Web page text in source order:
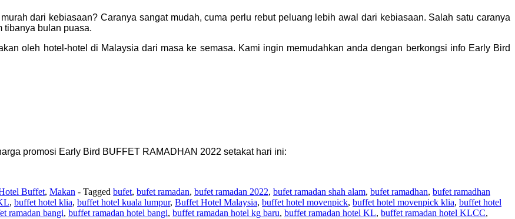
dari kebiasaan? Caranya sangat mudah, cuma perlu rebut peluang lebih awal dari kebiasaan. Salah satu caranya
tibanya bulan puasa.
oleh hotel-hotel di Malaysia dari masa ke semasa. Kami ingin memudahkan anda dengan berkongsi info Early Bird
promosi Early Bird BUFFET RAMADHAN 2022 setakat hari ini:
Buffet, Makan - Tagged bufet, bufet ramadan, bufet ramadan 2022, bufet ramadan shah alam, bufet ramadhan, bufet ramadhan
, buffet hotel klia, buffet hotel kuala lumpur, Buffet Hotel Malaysia, buffet hotel movenpick, buffet hotel movenpick klia, buffet hotel
ramadan bangi, buffet ramadan hotel bangi, buffet ramadan hotel kg baru, buffet ramadan hotel KL, buffet ramadan hotel KLCC,